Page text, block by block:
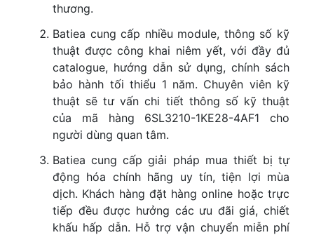
thương.
Batiea cung cấp nhiều module, thông số kỹ
thuật được công khai niêm yết, với đầy đủ
catalogue, hướng dẫn sử dụng, chính sách
bảo hành tối thiểu 1 năm. Chuyên viên kỹ
thuật sẽ tư vấn chi tiết thông số kỹ thuật
của mã hàng 6SL3210-1KE28-4AF1 cho
người dùng quan tâm.
Batiea cung cấp giải pháp mua thiết bị tự
động hóa chính hãng uy tín, tiện lợi mùa
dịch. Khách hàng đặt hàng online hoặc trực
tiếp đều được hưởng các ưu đãi giá, chiết
khấu hấp dẫn. Hỗ trợ vận chuyển miễn phí